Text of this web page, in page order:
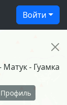
Войти
- Гуамка
Профиль